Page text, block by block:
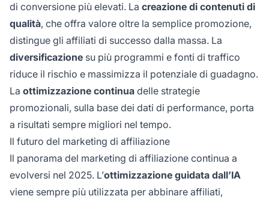
di conversione più elevati. La creazione di contenuti di
qualità, che offra valore oltre la semplice promozione,
distingue gli affiliati di successo dalla massa. La
diversificazione su più programmi e fonti di traffico
riduce il rischio e massimizza il potenziale di guadagno.
La ottimizzazione continua delle strategie
promozionali, sulla base dei dati di performance, porta
a risultati sempre migliori nel tempo.
Il futuro del marketing di affiliazione
Il panorama del marketing di affiliazione continua a
evolversi nel 2025. L’ottimizzazione guidata dall’IA
viene sempre più utilizzata per abbinare affiliati,